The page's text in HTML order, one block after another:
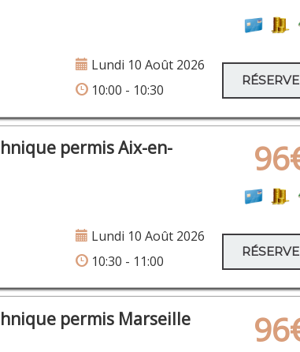
Lundi 10 Août 2026
10:00 - 10:30
permis Aix-en-
Lundi 10 Août 2026
10:30 - 11:00
permis Marseille